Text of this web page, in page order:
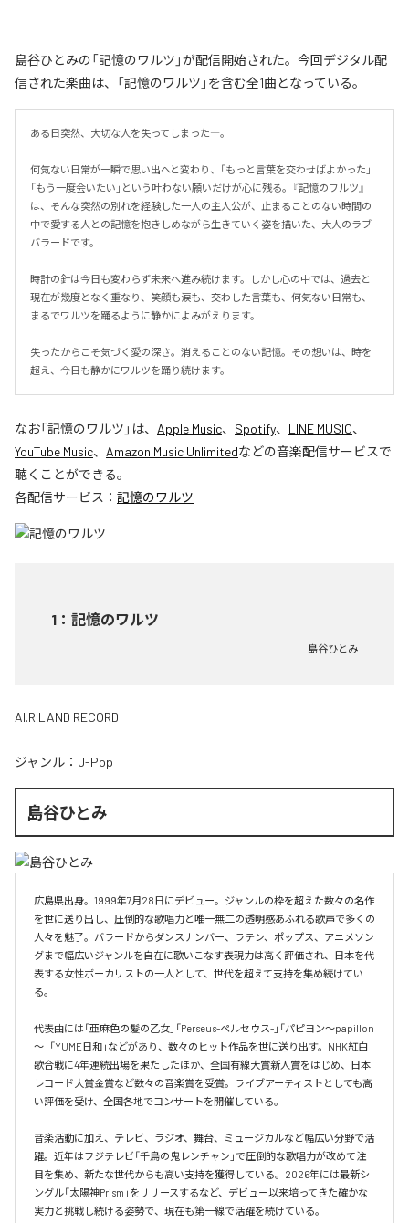
島谷ひとみの「記憶のワルツ」が配信開始された。今回デジタル配
信された楽曲は、「記憶のワルツ」を含む全1曲となっている。
ある日突然、大切な人を失ってしまった―。
何気ない日常が一瞬で思い出へと変わり、「もっと言葉を交わせばよかった」
「もう一度会いたい」という叶わない願いだけが心に残る。『記憶のワルツ』
は、そんな突然の別れを経験した一人の主人公が、止まることのない時間の
中で愛する人との記憶を抱きしめながら生きていく姿を描いた、大人のラブ
バラードです。
時計の針は今日も変わらず未来へ進み続けます。しかし心の中では、過去と
現在が幾度となく重なり、笑顔も涙も、交わした言葉も、何気ない日常も、
まるでワルツを踊るように静かによみがえります。
失ったからこそ気づく愛の深さ。消えることのない記憶。その想いは、時を
超え、今日も静かにワルツを踊り続けます。
なお「記憶のワルツ 」は、 Apple Music、 Spotify、 LINE MUSIC、
YouTube Music、 Amazon Music Unlimitedなどの音楽配信サービスで
聴くことができる。
各配信サービス： 記憶のワルツ
1 ： 記憶のワルツ
島谷ひとみ
AI.R LAND RECORD
ジャンル： J-Pop
島谷ひとみ
広島県出身。1999年7月28日にデビュー。ジャンルの枠を超えた数々の名作
を世に送り出し、圧倒的な歌唱力と唯一無二の透明感あふれる歌声で多くの
人々を魅了。バラードからダンスナンバー、ラテン、ポップス、アニメソン
グまで幅広いジャンルを自在に歌いこなす表現力は高く評価され、日本を代
表する女性ボーカリストの一人として、世代を超えて支持を集め続けてい
る。
代表曲には「亜麻色の髪の乙女」「Perseus-ペルセウス-」「パピヨン～papillon
～」「YUME日和」などがあり、数々のヒット作品を世に送り出す。NHK紅白
歌合戦に4年連続出場を果たしたほか、全国有線大賞新人賞をはじめ、日本
レコード大賞金賞など数々の音楽賞を受賞。ライブアーティストとしても高
い評価を受け、全国各地でコンサートを開催している。
音楽活動に加え、テレビ、ラジオ、舞台、ミュージカルなど幅広い分野で活
躍。近年はフジテレビ「千鳥の鬼レンチャン」で圧倒的な歌唱力が改めて注
目を集め、新たな世代からも高い支持を獲得している。2026年には最新シ
ングル「太陽神Prism」をリリースするなど、デビュー以来培ってきた確かな
実力と挑戦し続ける姿勢で、現在も第一線で活躍を続けている。